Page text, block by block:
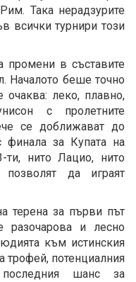
Така нерадзурите
всички турнири този
промени в съставите
Началото беше точно
леко, плавно,
с пролетните
се доближават до
финала за Купата на
ти, нито Лацио, нито
да играят
терена за първи път
разочарова и лесно
към истинския
трофей, потенциалния
шанс за